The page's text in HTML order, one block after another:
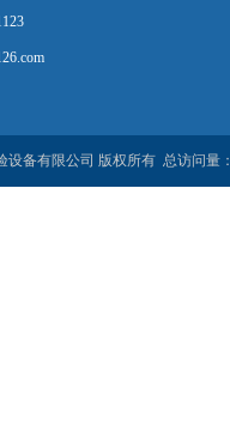
设备有限公司 版权所有 总访问量：